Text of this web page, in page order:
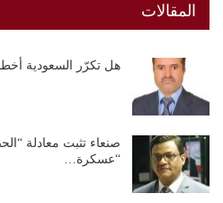
المقالات
هل تكرّر السعودية
صنعاء تثبت معادلة
“عسكرة…